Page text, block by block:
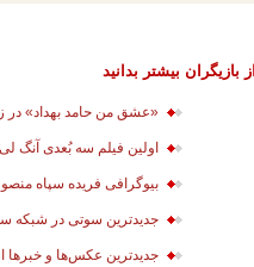
از بازیگران بیشتر بدانید
«عشق من حامد بهداد» در
اولین فیلم سه بُعدی آنگ
بیوگرافی فریده سپاه‌
جدیدترین سوتی در
جدیدترین عکس‌ها و خبرها